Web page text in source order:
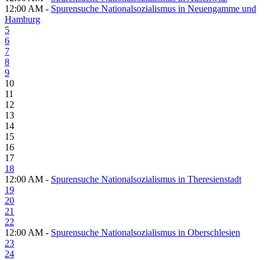
12:00 AM - Spurensuche Nationalsozialismus in Neuengamme und
Hamburg
5
6
7
8
9
10
11
12
13
14
15
16
17
18
12:00 AM - Spurensuche Nationalsozialismus in Theresienstadt
19
20
21
22
12:00 AM - Spurensuche Nationalsozialismus in Oberschlesien
23
24